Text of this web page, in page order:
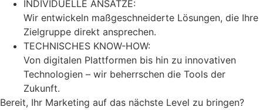
INDIVIDUELLE ANSÄTZE:
Wir entwickeln maßgeschneiderte Lösungen, die Ihre
Zielgruppe direkt ansprechen.
TECHNISCHES KNOW-HOW:
Von digitalen Plattformen bis hin zu innovativen
Technologien – wir beherrschen die Tools der
Zukunft.
Bereit, Ihr Marketing auf das nächste Level zu bringen?